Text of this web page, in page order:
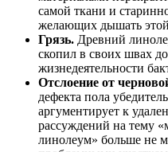
самой ткани и
желающих дышать
Грязь. Древний
скопил в своих швах
жизнедеятельности
Отслоение от
дефекта пола
аргументирует к
рассуждений на тему
линолеум» больше не